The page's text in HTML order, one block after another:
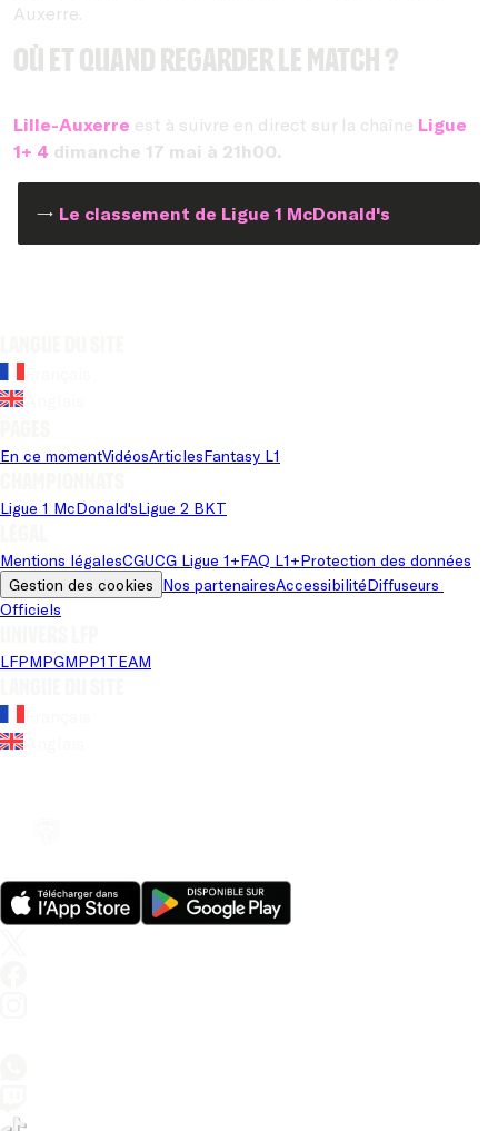
Auxerre.
Où et quand regarder le match ?
Lille-Auxerre est à suivre en direct sur la chaîne Ligue
1+ 4 dimanche 17 mai à 21h00.
→ Le classement de Ligue 1 McDonald's
En ce momentVidéosArticlesFantasy L1
Ligue 1 McDonald'sLigue 2 BKT
Mentions légalesCGUCG Ligue 1+FAQ L1+Protection des données
Gestion des cookies Nos partenairesAccessibilitéDiffuseurs
Officiels
LFPMPGMPP1TEAM